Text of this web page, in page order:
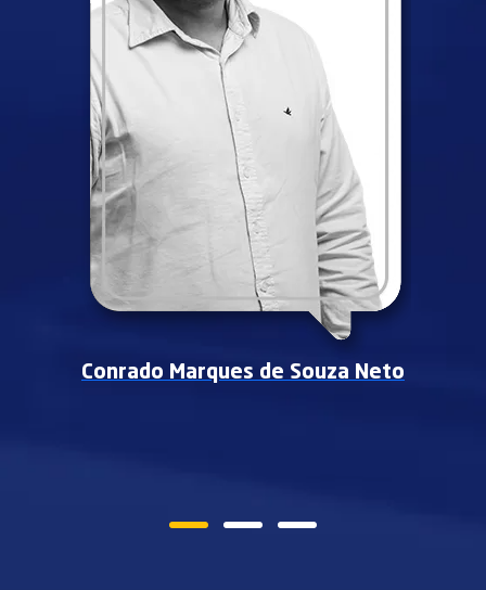
Conrado Marques de Souza Neto